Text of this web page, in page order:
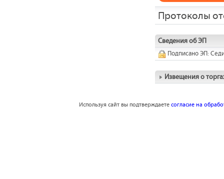
Протоколы
Сведения об ЭП
Подписано ЭП:
Извещения о
Используя сайт вы подтверждаете согласие на